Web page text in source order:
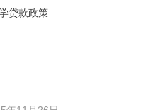
贷款政策